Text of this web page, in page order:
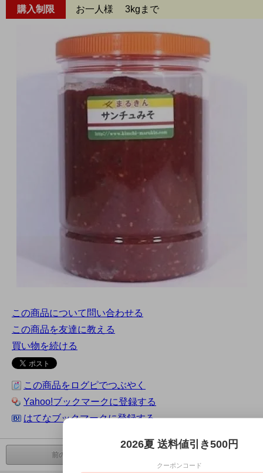
購入制限
お一人様 3kgまで
この商品について問い合わせる
この商品を友達に教える
買い物を続ける
この商品をログピでつぶやく
Yahoo!ブックマークに登録する
はてなブックマークに登録する
前の商品へ
2026夏 送料値引き500円
クーポンコード